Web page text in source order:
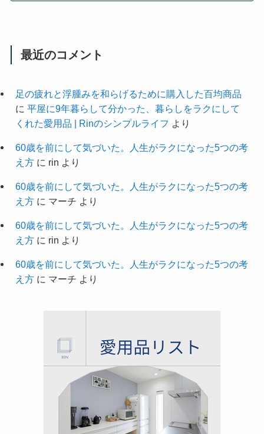
最近のコメント
足の疲れと浮腫みを和らげるために購入した百均商品
に 平屋に9年暮らして分かった、暮らしをラクにして
くれた愛用品 | Rinのシンプルライフ より
60歳を前にして気づいた。人生がラクになった5つの考
え方に rin より
60歳を前にして気づいた。人生がラクになった5つの考
え方に マーチ より
60歳を前にして気づいた。人生がラクになった5つの考
え方に rin より
60歳を前にして気づいた。人生がラクになった5つの考
え方に マーチ より